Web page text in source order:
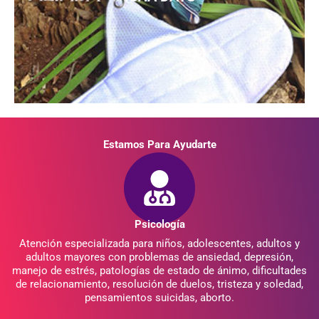
Click Here
Estamos Para Ayudarte
Psicología
Atención especializada para niños, adolescentes, adultos y
adultos mayores con problemas de ansiedad, depresión,
manejo de estrés, patologías de estado de ánimo, dificultades
de relacionamiento, resolución de duelos, tristeza y soledad,
pensamientos suicidas, aborto.